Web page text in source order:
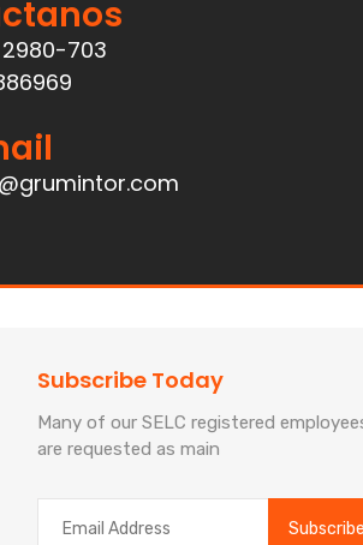
703
Subscribe Today
Many of our SELC registered
are requested as main